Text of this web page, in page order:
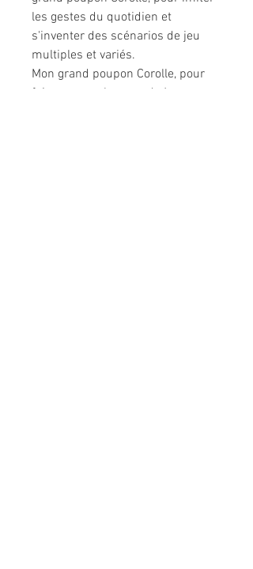
les gestes du quotidien et
s'inventer des scénarios de jeu
multiples et variés.
Mon grand poupon Corolle, pour
faire comme les grands !